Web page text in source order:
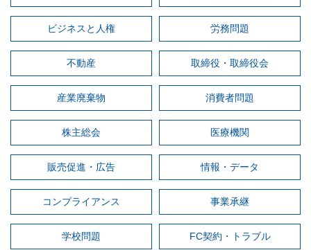
ビジネスと人権 労務問題
不動産 取締役・取締役会
産業廃棄物 消費者問題
株主総会 医療機関
販売促進・広告 情報・データ
コンプライアンス 事業承継
学校問題 FC契約・トラブル